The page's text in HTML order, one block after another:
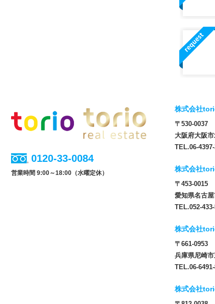
0120-33-0084
営業時間 9:00～18:00（水曜定休）
株式会社
〒530-0037
大阪府大阪
TEL.06-
株式会社
〒453-0015
愛知県名古
TEL.052-
株式会社
〒661-0953
兵庫県尼崎
TEL.06-
株式会社